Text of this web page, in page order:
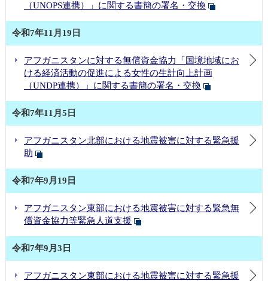
（UNOPS連携）」に関する書簡の署名・交換
令和7年11月19日
アフガニスタンに対する無償資金協力「国境地域にお
ける経済活動の促進による女性の生計向上計画
（UNDP連携）」に関する書簡の署名・交換
令和7年11月5日
アフガニスタン北部における地震被害に対する緊急援
助
令和7年9月19日
アフガニスタン東部における地震被害に対する緊急無
償資金協力等緊急人道支援
令和7年9月3日
アフガニスタン東部における地震被害に対する緊急援